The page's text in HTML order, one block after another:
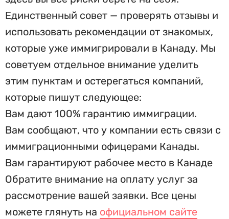
Единственный совет — проверять отзывы и
использовать рекомендации от знакомых,
которые уже иммигрировали в Канаду. Мы
советуем отдельное внимание уделить
этим пунктам и остерегаться компаний,
которые пишут следующее:
Вам дают 100% гарантию иммиграции.
Вам сообщают, что у компании есть связи с
иммиграционными офицерами Канады.
Вам гарантируют рабочее место в Канаде
Обратите внимание на оплату услуг за
рассмотрение вашей заявки. Все цены
можете глянуть на официальном сайте